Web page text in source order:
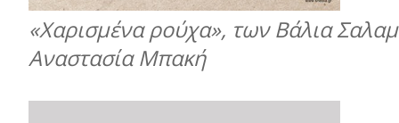
«Χαρισμένα ρούχα», των Βάλια
Αναστασία Μπακή